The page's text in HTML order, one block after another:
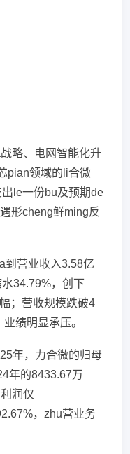
略、电网智能化升
pian领域的li合微
出le一份bu及预期de
形cheng鲜ming反
到营业收入3.58亿
34.79%，创下
；营收规模跌破4
绩明显承压。
年，力合微的归母
年的8433.67万
润仅
，zhu营业务